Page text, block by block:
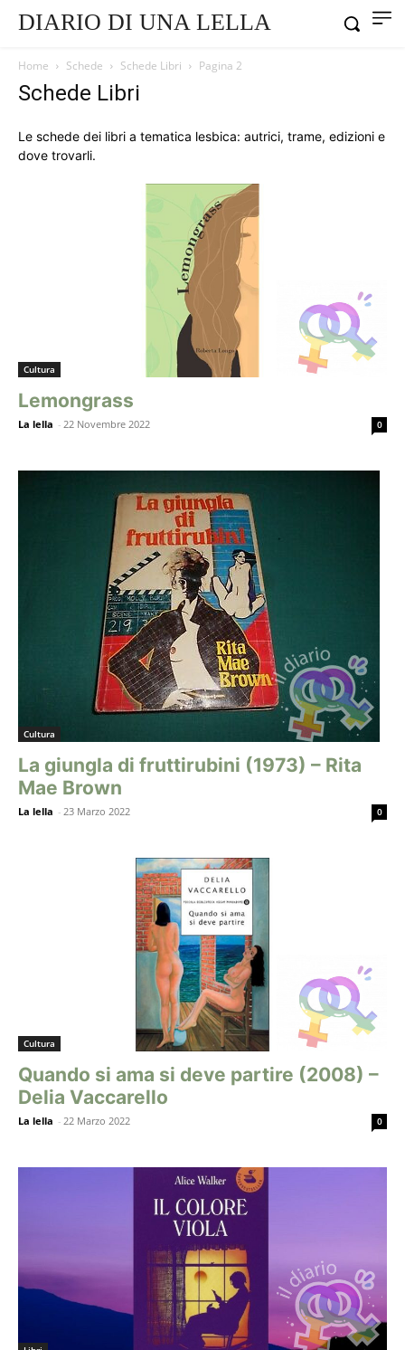
DIARIO DI UNA LELLA
Home Schede Schede Libri Pagina 2
Schede Libri
Le schede dei libri a tematica lesbica: autrici, trame, edizioni e
dove trovarli.
Cultura
Lemongrass
La lella - 22 Novembre 2022 0
Cultura
La giungla di fruttirubini (1973) – Rita
Mae Brown
La lella - 23 Marzo 2022 0
Cultura
Quando si ama si deve partire (2008) –
Delia Vaccarello
La lella - 22 Marzo 2022 0